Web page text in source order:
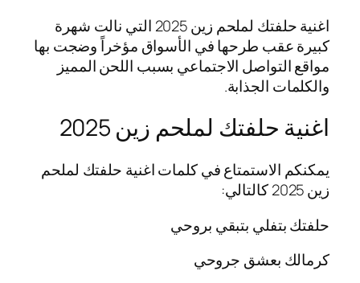
اغنية حلفتك لملحم زين 2025 التي نالت شهرة
كبيرة عقب طرحها في الأسواق مؤخراً وضجت بها
مواقع التواصل الاجتماعي بسبب اللحن المميز
والكلمات الجذابة.
اغنية حلفتك لملحم زين 2025
يمكنكم الاستمتاع في كلمات اغنية حلفتك لملحم
زين 2025 كالتالي:
حلفتك بتفلي بتبقي بروحي
كرمالك بعشق جروحي